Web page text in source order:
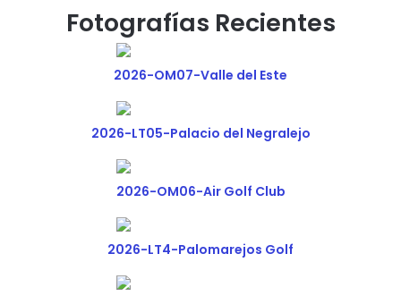
Fotografías Recientes
2026-OM07-Valle del Este
2026-LT05-Palacio del Negralejo
2026-OM06-Air Golf Club
2026-LT4-Palomarejos Golf